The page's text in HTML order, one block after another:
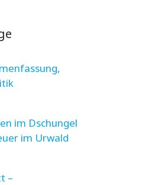
im Dschungel
im Urwald
–